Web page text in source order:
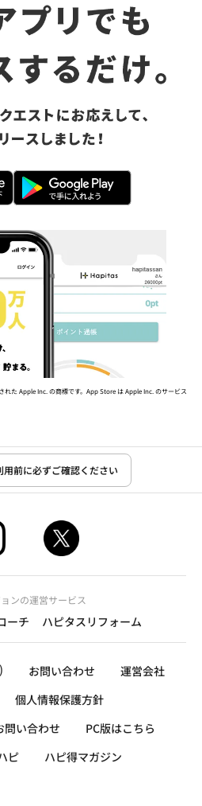
た Apple Inc. の商標です。App Store は Apple Inc. のサービス
用前に必ずご確認ください
ンの運営サービス
ーチ ハピタスリフォーム
お問い合わせ
運営会社
個人情報保護方針
問い合わせ
PC版はこちら
ピ
ハピ得マガジン